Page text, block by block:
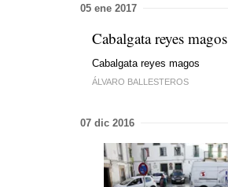
05 ene 2017
Cabalgata reyes magos
Cabalgata reyes magos
ÁLVARO BALLESTEROS
07 dic 2016